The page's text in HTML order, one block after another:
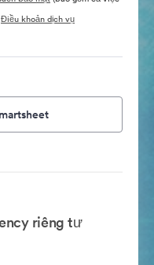
Điều khoản dịch vụ
riêng tư